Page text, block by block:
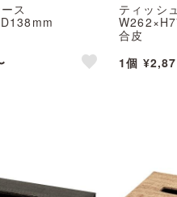
ス
ティッシ
合皮
1個